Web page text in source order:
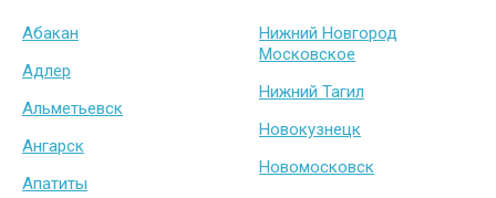
Абакан
Адлер
Альметьевск
Ангарск
Апатиты
Нижний Новгород
Московское
Нижний Тагил
Новокузнецк
Новомосковск